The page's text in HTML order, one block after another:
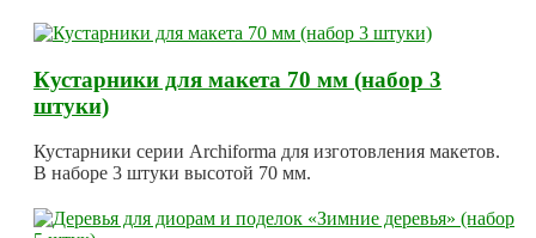
Кустарники для макета 70 мм (набор 3
штуки)
Кустарники серии Archiforma для изготовления макетов.
В наборе 3 штуки высотой 70 мм.